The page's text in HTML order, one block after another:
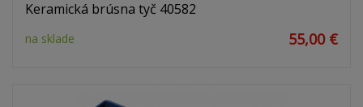
Keramická brúsna tyč 40582
na sklade 55,00 €